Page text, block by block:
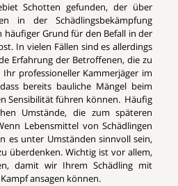
Schotten gefunden, der über
in der Schädlingsbekämpfung
Grund für den Befall in der
In vielen Fällen sind es allerdings
Erfahrung der Betroffenen, die zu
professioneller Kammerjäger im
bereits bauliche Mängel beim
Sensibilität führen können. Häufig
Umstände, die zum späteren
Lebensmittel von Schädlingen
es unter Umständen sinnvoll sein,
überdenken. Wichtig ist vor allem,
damit wir Ihrem Schädling mit
ansagen können.